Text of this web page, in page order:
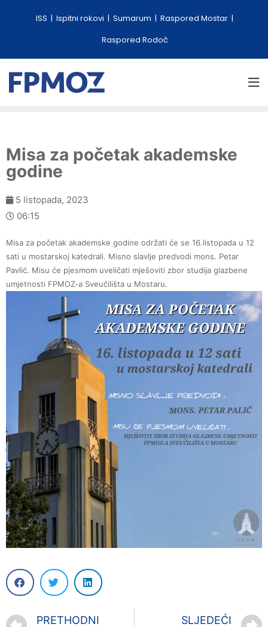
ISS Ispitni rokovi Sumarum
Raspored Mostar
Raspored Rodoč
Misa za početak akademske
godine
5 listopada, 2023
06:15
Misa za početak akademske godine održati će se 16.listopada u 12
sati u mostarskoj katedrali. Misno slavlje predvodi mons. Petar
Pavlić. Misu će pjesmom uveličati mješoviti zbor studija glazbene
umjetnosti FPMOZ-a Sveučilišta u Mostaru.
PRETHODNI SLJEDEĆI